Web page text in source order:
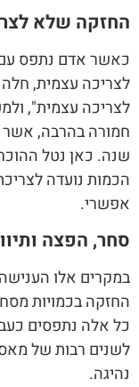
החזקה שלא
כאשר אדם נתפס
לצריכה עצמית,
לצריכה עצמית",
שנה. כאן נטל
הכמות נועדה
אפשרי.
סחר, הפצה
במקרים אלו
החזקה בכמויות
כל אלה נתפסים
לשנים רבות של
נהיגה.